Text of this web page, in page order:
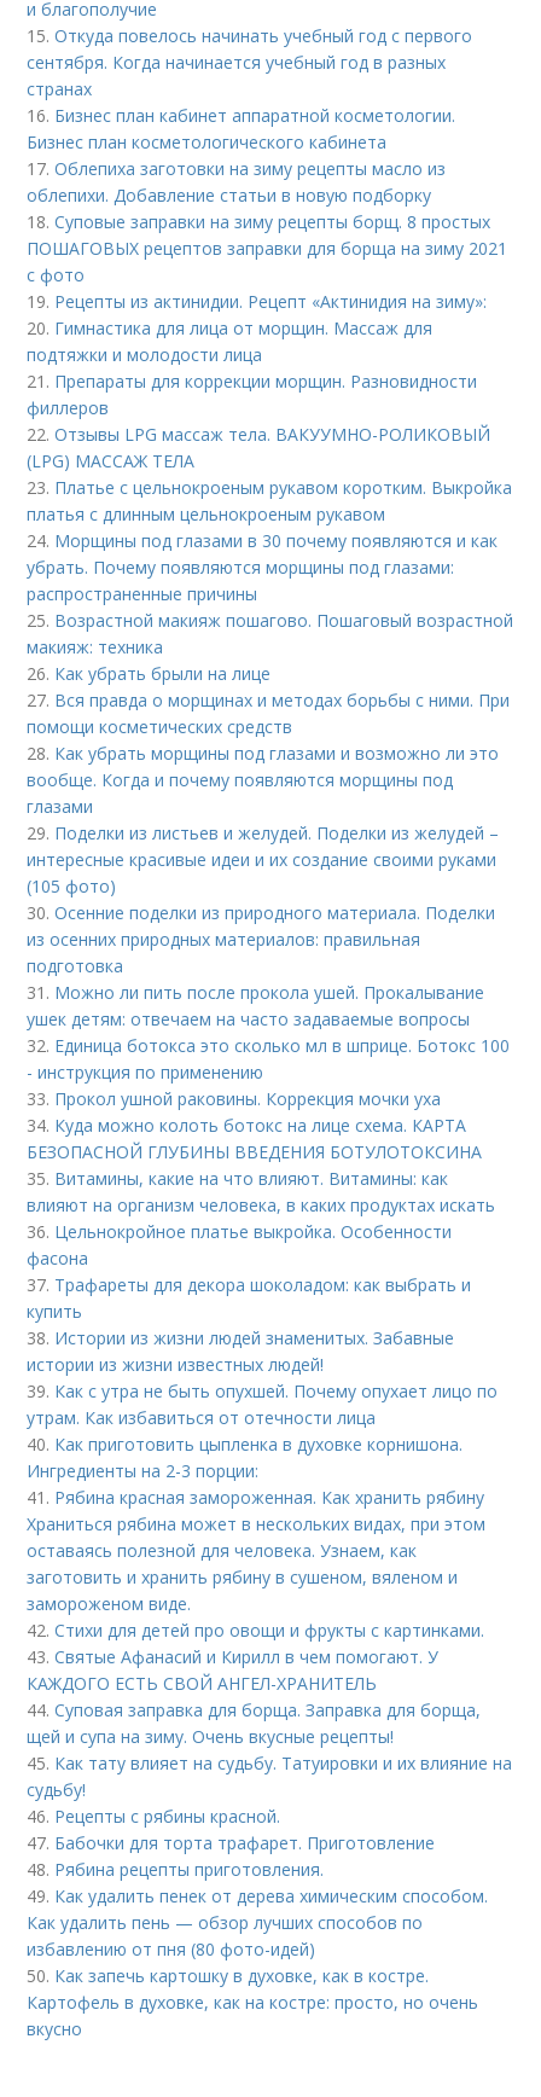
и благополучие
15.Откуда повелось начинать учебный год с первого
сентября. Когда начинается учебный год в разных
странах
16. Бизнес план кабинет аппаратной косметологии.
Бизнес план косметологического кабинета
17.Облепиха заготовки на зиму рецепты масло из
облепихи. Добавление статьи в новую подборку
18.Суповые заправки на зиму рецепты борщ. 8 простых
ПОШАГОВЫХ рецептов заправки для борща на зиму 2021
с фото
19. Рецепты из актинидии. Рецепт «Актинидия на зиму»:
20. Гимнастика для лица от морщин. Массаж для
подтяжки и молодости лица
21. Препараты для коррекции морщин. Разновидности
филлеров
22.Отзывы LPG массаж тела. ВАКУУМНО-РОЛИКОВЫЙ
(LPG) МАССАЖ ТЕЛА
23. Платье с цельнокроеным рукавом коротким. Выкройка
платья с длинным цельнокроеным рукавом
24. Морщины под глазами в 30 почему появляются и как
убрать. Почему появляются морщины под глазами:
распространенные причины
25. Возрастной макияж пошагово. Пошаговый возрастной
макияж: техника
26. Как убрать брыли на лице
27. Вся правда о морщинах и методах борьбы с ними. При
помощи косметических средств
28. Как убрать морщины под глазами и возможно ли это
вообще. Когда и почему появляются морщины под
глазами
29. Поделки из листьев и желудей. Поделки из желудей –
интересные красивые идеи и их создание своими руками
(105 фото)
30.Осенние поделки из природного материала. Поделки
из осенних природных материалов: правильная
подготовка
31. Можно ли пить после прокола ушей. Прокалывание
ушек детям: отвечаем на часто задаваемые вопросы
32. Единица ботокса это сколько мл в шприце. Ботокс 100
- инструкция по применению
33. Прокол ушной раковины. Коррекция мочки уха
34. Куда можно колоть ботокс на лице схема. КАРТА
БЕЗОПАСНОЙ ГЛУБИНЫ ВВЕДЕНИЯ БОТУЛОТОКСИНА
35. Витамины, какие на что влияют. Витамины: как
влияют на организм человека, в каких продуктах искать
36. Цельнокройное платье выкройка. Особенности
фасона
37. Трафареты для декора шоколадом: как выбрать и
купить
38. Истории из жизни людей знаменитых. Забавные
истории из жизни известных людей!
39. Как с утра не быть опухшей. Почему опухает лицо по
утрам. Как избавиться от отечности лица
40. Как приготовить цыпленка в духовке корнишона.
Ингредиенты на 2-3 порции:
41. Рябина красная замороженная. Как хранить рябину
Храниться рябина может в нескольких видах, при этом
оставаясь полезной для человека. Узнаем, как
заготовить и хранить рябину в сушеном, вяленом и
замороженом виде.
42.Стихи для детей про овощи и фрукты с картинками.
43.Святые Афанасий и Кирилл в чем помогают. У
КАЖДОГО ЕСТЬ СВОЙ АНГЕЛ-ХРАНИТЕЛЬ
44.Суповая заправка для борща. Заправка для борща,
щей и супа на зиму. Очень вкусные рецепты!
45. Как тату влияет на судьбу. Татуировки и их влияние на
судьбу!
46. Рецепты с рябины красной.
47. Бабочки для торта трафарет. Приготовление
48. Рябина рецепты приготовления.
49. Как удалить пенек от дерева химическим способом.
Как удалить пень — обзор лучших способов по
избавлению от пня (80 фото-идей)
50. Как запечь картошку в духовке, как в костре.
Картофель в духовке, как на костре: просто, но очень
вкусно